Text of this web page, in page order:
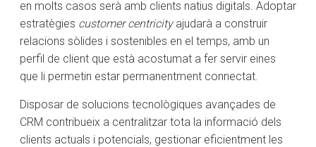
en molts casos serà amb clients natius digitals. Adoptar
estratègies customer centricityajudarà a construir
relacions sòlides i sostenibles en el temps, amb un
perfil de client que està acostumat a fer servir eines
que li permetin estar permanentment connectat.
Disposar de solucions tecnològiques avançades de
CRM contribueix a centralitzar tota la informació dels
clients actuals i potencials, gestionar eficientment les